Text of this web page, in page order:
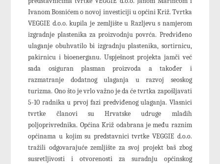
Ivanom Bosnićem o novoj investiciji u općini Križ. Tvrtka
VEGGIE d.o.o. kupila je zemljište u Razljevu s namjerom
izgradnje plastenika za proizvodnju povrća. Predviđeno
ulaganje obuhvatilo bi izgradnju plastenika, sortirnicu,
pakirnicu i bioenerganu. Uspješnost projekta jamči već
sada osiguran plasman proizvoda a također i
razmatranje dodatnog ulaganja u razvoj seoskog
turizma. Ono što je vrlo važno je da će tvrtka zapošljavati
5-10 radnika u prvoj fazi predviđenog ulaganja. Vlasnici
tvrtke članovi su Hrvatske udruge mladih
poljoprivrednika. Općina Križ odabrana je među raznim
općinama u kojim su predstavnici tvrtke VEGGIE d.o.o.
tražili odgovarajuće zemljište za svoj projekt baš zbog
susretljivosti i otvorenosti za suradnju općinskog